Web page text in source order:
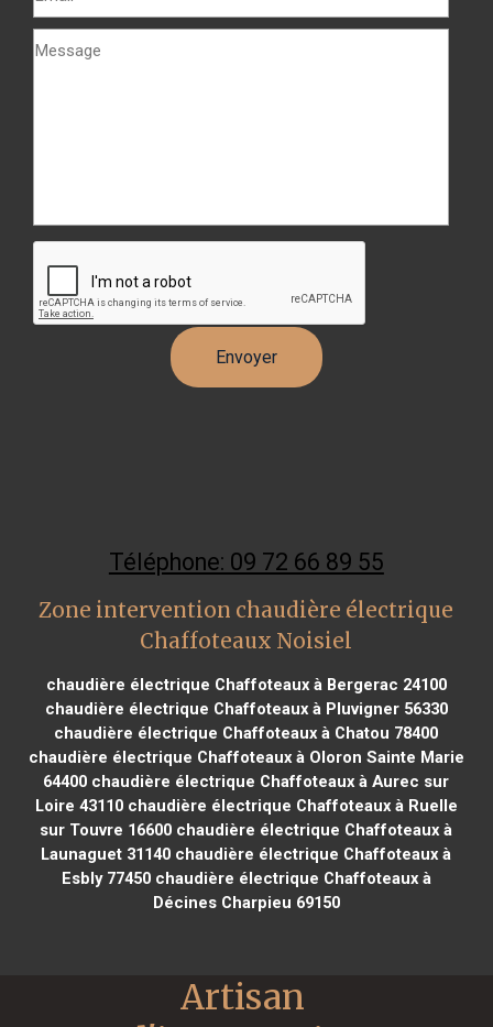
Téléphone: 09 72 66 89 55
Zone intervention chaudière électrique
Chaffoteaux Noisiel
chaudière électrique Chaffoteaux à Bergerac 24100
chaudière électrique Chaffoteaux à Pluvigner 56330
chaudière électrique Chaffoteaux à Chatou 78400
chaudière électrique Chaffoteaux à Oloron Sainte Marie
64400 chaudière électrique Chaffoteaux à Aurec sur
Loire 43110chaudière électrique Chaffoteaux à Ruelle
sur Touvre 16600 chaudière électrique Chaffoteaux à
Launaguet 31140 chaudière électrique Chaffoteaux à
Esbly 77450chaudière électrique Chaffoteaux à
Décines Charpieu 69150
Artisan